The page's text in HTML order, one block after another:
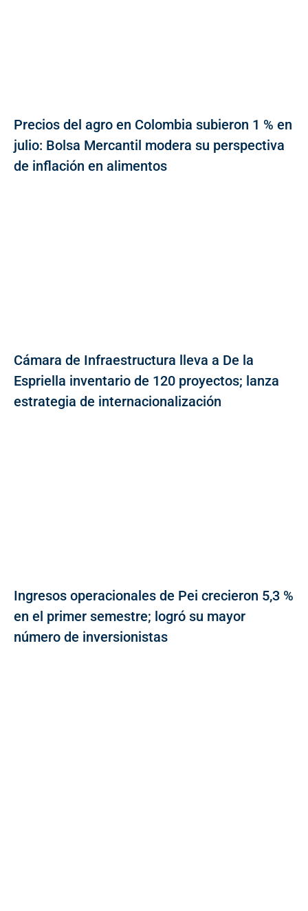
Precios del agro en Colombia subieron 1 % en
julio: Bolsa Mercantil modera su perspectiva
de inflación en alimentos
Cámara de Infraestructura lleva a De la
Espriella inventario de 120 proyectos; lanza
estrategia de internacionalización
Ingresos operacionales de Pei crecieron 5,3 %
en el primer semestre; logró su mayor
número de inversionistas